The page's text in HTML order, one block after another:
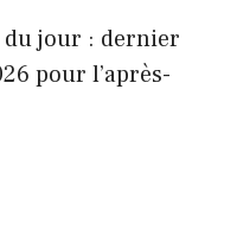
du jour : dernier
pour l’après-